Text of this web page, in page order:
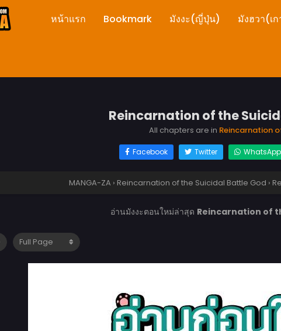
หน้าแรก Bookmark มังงะ(ญี่ปุ่น) มังฮวา(เ
Reincarnation of the
All chapters are in Reincarnation
Facebook Twitter WhatsApp
MANGA-ZA › Reincarnation of the Suicidal Battle God ›
อ่านมังงะตอนใหม่ล่าสุด Reincarnation of